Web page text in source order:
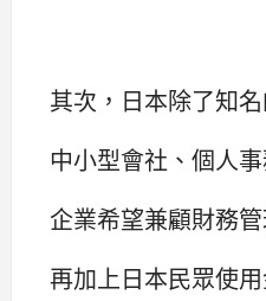
其次，日本除了知
中小型會社、個人
企業希望兼顧財務
再加上日本民眾使